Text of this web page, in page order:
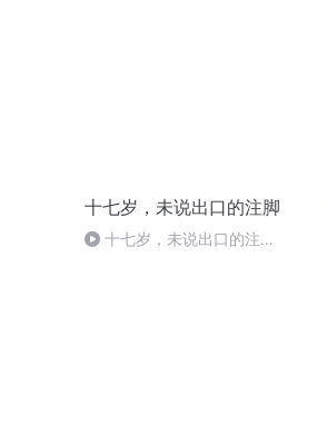
十七岁，未说出口的注脚
十七岁，未说出口的注